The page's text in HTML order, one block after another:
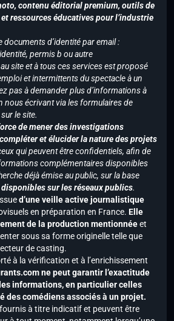
contenu éditorial premium, outils de
ressources éducatives pour l’industrie
documents d’identité par email :
permis b ou autre
site et à tous ces services est proposé
et intermittents du spectacle à un
pas à demander plus d’informations à
nous écrivant via les formulaires de
le site.
de mener des investigations
et élucider la nature des projets
qui peuvent être confidentiels, afin de
complémentaires disponibles
déjà émise au public, sur la base
disponibles sur les réseaux publics.
d’une veille active journalistique
en préparation en France. Elle
de la production mentionnéeet
sous sa forme originelle telle que
de casting.
à la vérification et à l’enrichissement
ne peut garantir l’exactitude
informations, en particulier celles
des comédiens associés à un projet.
à titre indicatif et peuvent être